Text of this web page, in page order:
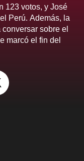
123 votos, y José
Perú. Además, la
sobre el
marcó el fin del